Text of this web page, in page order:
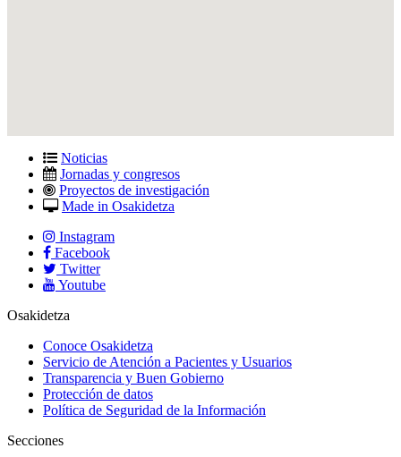
Noticias
Jornadas y congresos
Proyectos de investigación
Made in Osakidetza
Instagram
Facebook
Twitter
Youtube
Osakidetza
Conoce Osakidetza
Servicio de Atención a Pacientes y Usuarios
Transparencia y Buen Gobierno
Protección de datos
Política de Seguridad de la Información
Secciones